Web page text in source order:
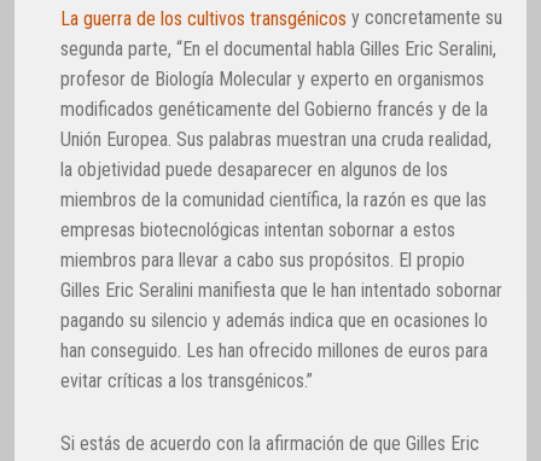
La guerra de los cultivos transgénicos y concretamente su
segunda parte, “En el documental habla Gilles Eric Seralini,
profesor de Biología Molecular y experto en organismos
modificados genéticamente del Gobierno francés y de la
Unión Europea. Sus palabras muestran una cruda realidad,
la objetividad puede desaparecer en algunos de los
miembros de la comunidad científica, la razón es que las
empresas biotecnológicas intentan sobornar a estos
miembros para llevar a cabo sus propósitos. El propio
Gilles Eric Seralini manifiesta que le han intentado sobornar
pagando su silencio y además indica que en ocasiones lo
han conseguido. Les han ofrecido millones de euros para
evitar críticas a los transgénicos.”
Si estás de acuerdo con la afirmación de que Gilles Eric